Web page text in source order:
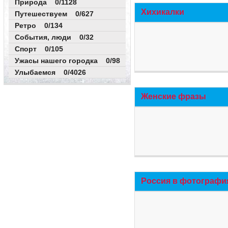
Природа 0/1128
Путешествуем 0/627
Ретро 0/134
События, люди 0/32
Спорт 0/105
Ужасы нашего городка 0/98
Улыбаемся 0/4026
Хихикалки
Женские фразы
Россия в